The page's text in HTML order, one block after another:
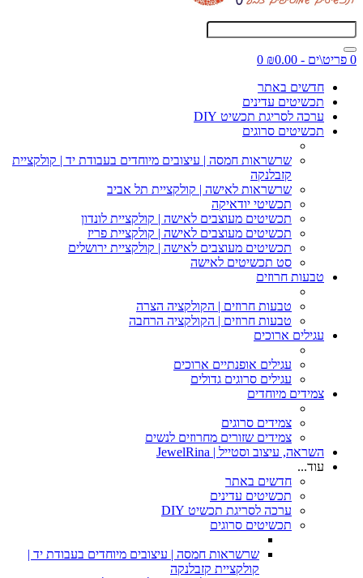
0 פריט\ים - ₪0.00
0
חדשים באתר
תכשיטים עדינים
ערכה לסריגת תכשיט DIY
תכשיטים סרוגים
שרשראות חמסה | עיצובים מיוחדים בעבודת יד | קולקציית
קזבלנקה
שרשראות לאישה | קולקציית תל אביב
תכשיטי יודאיקה
תכשיטים מעוצבים לאישה | קולקציית לונדון
תכשיטים מעוצבים לאישה | קולקציית פריז
תכשיטים מעוצבים לאישה | קולקציית ירושלים
סט תכשיטים לאישה
טבעות חרוזים
טבעות חרוזים | הקולקציה הצרה
טבעות חרוזים | הקולקציה הרחבה
עגילים ארוכים
עגילים אופנתיים ארוכים
עגילים סרוגים גדולים
צמידים מיוחדים
צמידים סרוגים
צמידים שזורים מחרוזים לנשים
השראה, עיצוב וסטייל | JewelRina
עוד...
חדשים באתר
תכשיטים עדינים
ערכה לסריגת תכשיט DIY
תכשיטים סרוגים
שרשראות חמסה | עיצובים מיוחדים בעבודת יד |
קולקציית קזבלנקה